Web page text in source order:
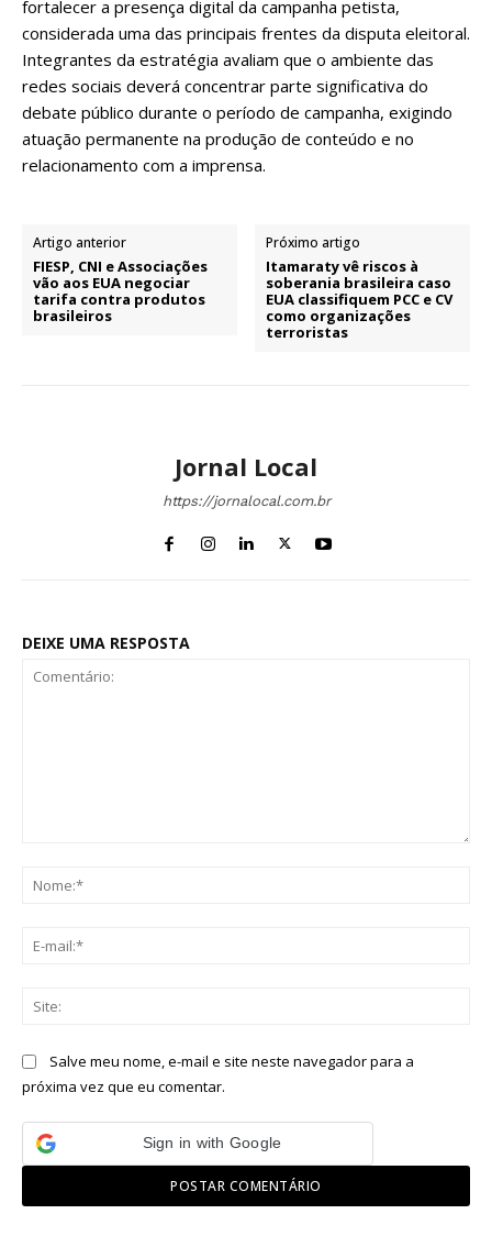
fortalecer a presença digital da campanha petista,
considerada uma das principais frentes da disputa eleitoral.
Integrantes da estratégia avaliam que o ambiente das
redes sociais deverá concentrar parte significativa do
debate público durante o período de campanha, exigindo
atuação permanente na produção de conteúdo e no
relacionamento com a imprensa.
Artigo anterior
FIESP, CNI e Associações
vão aos EUA negociar
tarifa contra produtos
brasileiros
Próximo artigo
Itamaraty vê riscos à
soberania brasileira caso
EUA classifiquem PCC e CV
como organizações
terroristas
Jornal Local
https://jornalocal.com.br
DEIXE UMA RESPOSTA
Salve meu nome, e-mail e site neste navegador para a
próxima vez que eu comentar.
Sign in with Google